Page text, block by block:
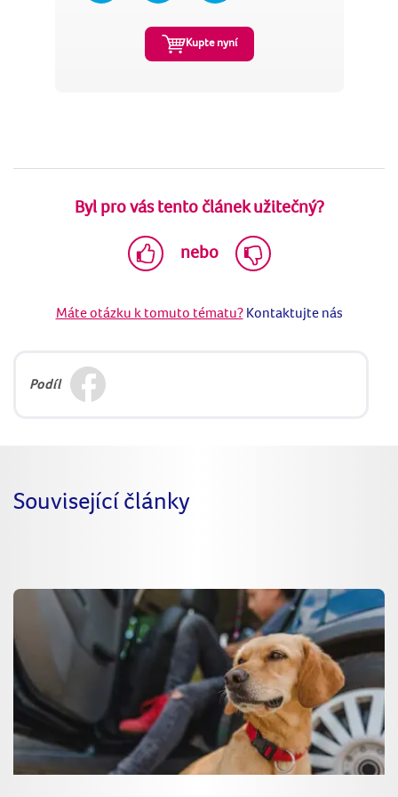
Kupte nyní
Byl pro vás tento článek užitečný?
nebo
Máte otázku k tomuto tématu?Kontaktujte nás
Podíl
Související články